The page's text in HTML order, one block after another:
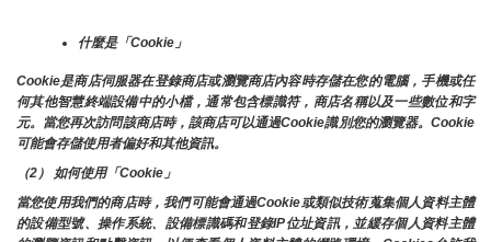
什麼是「Cookie」
Cookie是商店伺服器在登錄商店或瀏覽商店內容時存儲在您的電腦，手機或任
何其他智慧終端設備中的小檔，通常包含標識符，商店名稱以及一些數位和字
元。當您再次訪問該商店時，該商店可以通過Cookie識別您的瀏覽器。Cookie
可能會存儲使用者偏好和其他資訊。
（2） 如何使用「Cookie」
當您使用我們的商店時，我們可能會通過Cookie或類似技術蒐集個人資料主體
的設備型號、操作系統、設備標識碼和登錄IP位址資訊，並緩存個人資料主體